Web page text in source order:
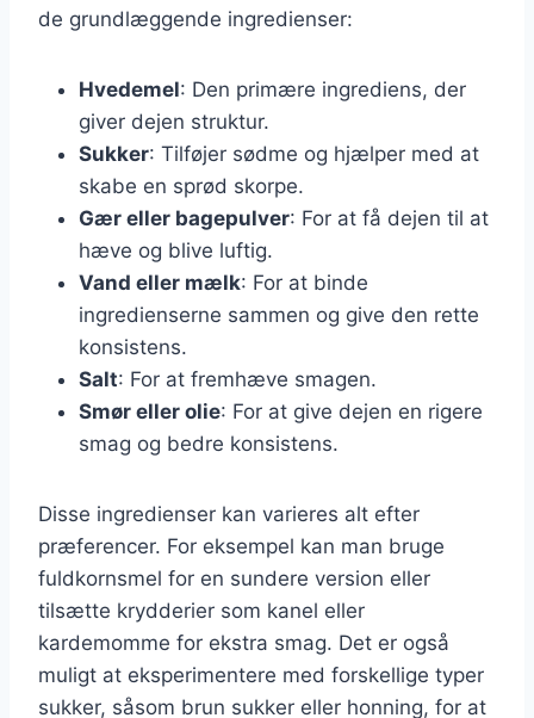
de grundlæggende ingredienser:
Hvedemel: Den primære ingrediens, der
giver dejen struktur.
Sukker: Tilføjer sødme og hjælper med at
skabe en sprød skorpe.
Gær eller bagepulver: For at få dejen til at
hæve og blive luftig.
Vand eller mælk: For at binde
ingredienserne sammen og give den rette
konsistens.
Salt: For at fremhæve smagen.
Smør eller olie: For at give dejen en rigere
smag og bedre konsistens.
Disse ingredienser kan varieres alt efter
præferencer. For eksempel kan man bruge
fuldkornsmel for en sundere version eller
tilsætte krydderier som kanel eller
kardemomme for ekstra smag. Det er også
muligt at eksperimentere med forskellige typer
sukker, såsom brun sukker eller honning, for at